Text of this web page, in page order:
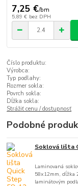
7,25 €/bm
5,89 € bez DPH
Číslo produktu:
Výrobca:
Typ podlahy:
Rozmer sokla:
Povrch sokla:
Dĺžka sokla:
Strážiť cenu / dostupnosť
Podobné
Soklová lišta
Laminovaná
58x12mm, dĺžka
laminátovým